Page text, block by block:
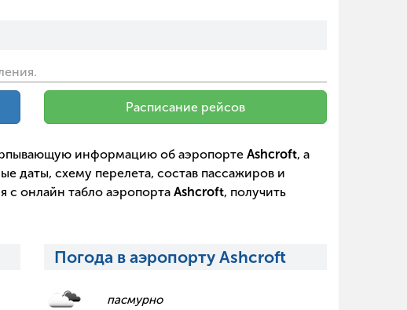
Расписание рейсов
информацию об аэропорте Ashcroft, а
даты, схему перелета, состав пассажиров и
с онлайн табло аэропорта Ashcroft, получить
Погода в аэропорту Ashcroft
пасмурно